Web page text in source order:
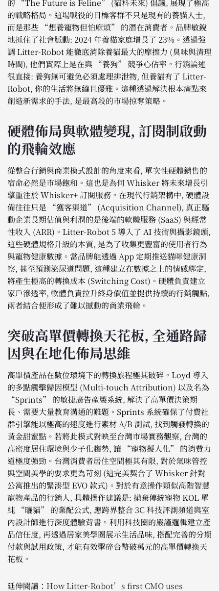
的 “The Future is Feline” (貓科未來) 倡議, 展現了極高
的戰略格局。這場戰役的目標客群不只是現有的養貓人士,
而是那些 “想養寵物但怕麻煩” 的潛在消費者。品牌敏銳
地抓住了社會脈動: 2024 年養貓家庭增長了 23%。透過強
調 Litter-Robot 能徹底消除養貓最大的摩擦力 (臭味與清理
時間), 他們實際上是在與 “養狗” 競爭心佔率。行銷論述
很直接: 養狗無可避免必須處理排泄物, 但養貓有了 Litter-
Robot, 你的生活將無縫且優雅。這種透過解決根本痛點來
創造新需求的手法, 是最高段的市場掠奪策略。
硬體佈局與軟體變現, 訂閱制啟動
的飛輪效應
從整合行銷與商業模式設計的角度來看, 單次性硬體銷售的
宿命必然是市場飽和。這也是為何 Whisker 將未來增長引
擎重注於 Whisker+ 訂閱服務。在現代行銷架構中, 硬體設
備往往只是 “獲客渠道” (Acquisition Channel), 真正驅
動企業長期估值與利潤的是後端的軟體服務 (SaaS) 與經常
性收入 (ARR)。Litter-Robot 5 導入了 AI 技術與攝影鏡頭,
這些硬體規格升級的本質, 是為了收集更豐富的使用者行為
與寵物健康數據。當品牌能透過 App 定期推送貓咪健康洞
察, 甚至預測泌尿道問題, 這種建立在數據之上的情感綁定,
將產生極高的轉換成本 (Switching Cost)。硬體負責建立
家戶滲透率, 軟體負責拉升終身價值並提供持續的行銷觸點,
兩者結合便形成了難以撼動的商業飛輪。
突破高單價轉換天花板, 全通路歸
因與在地化佈局思維
高單價產品在數位環境下的轉換旅程極其破碎。Loyd 導入
的多點觸擊歸因模型 (Multi-touch Attribution) 以及名為
“Sprints” 的敏捷廣告產製系統, 解決了高單價決策期
長、需要大量教育溝通的難題。Sprints 系統確保了付費社
群引擎能以極高的速度進行素材 A/B 測試, 找到觸發轉換的
黃金甜蜜點。若將此模式對映至台灣市場實務觀察, 台灣的
高密度居住環境與少子化趨勢, 讓 “寵物擬人化” 的消費力
道極度強勁。台灣消費者居住空間極其有限, 對於氣味管控
與空間美學的要求更為苛刻 (這完美契合了 Whisker 針對
公寓推出的緊湊型 EVO 款式)。對於有意操作類似高階智慧
寵物產品的行銷人, 具體操作建議是: 拋棄傳統寵物 KOL 單
純 “曬貓” 的業配公式, 應跨界整合 3C 科技評測頻道與室
內設計師進行深度體驗背書。利用科技圈的嚴謹邏輯建立產
品信任度, 再透過居家美學圈展示生活品味, 搭配完善的分期
付款與試用政策, 才能有效擊碎台幣破萬元的高單價轉換天
花板。
延伸閱讀： How Litter-Robot’s first CMO uses